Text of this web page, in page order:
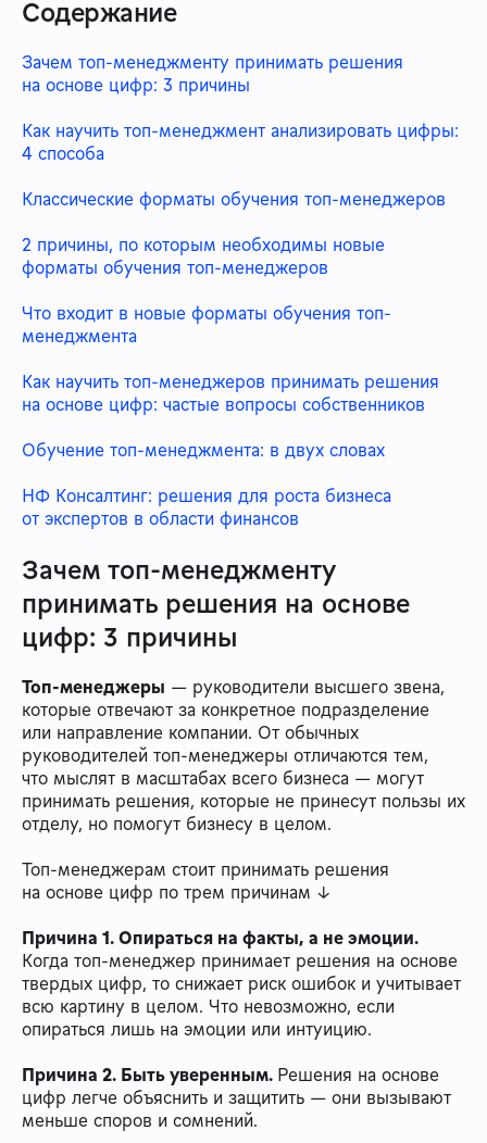
Содержание
Зачем топ-менеджменту принимать решения
на основе цифр: 3 причины
Как научить топ-менеджмент анализировать цифры:
4 способа
Классические форматы обучения топ-менеджеров
2 причины, по которым необходимы новые
форматы обучения топ-менеджеров
Что входит в новые форматы обучения топ-
менеджмента
Как научить топ-менеджеров принимать решения
на основе цифр: частые вопросы собственников
Обучение топ-менеджмента: в двух словах
НФ Консалтинг: решения для роста бизнеса
от экспертов в области финансов
Зачем топ-менеджменту
принимать решения на основе
цифр: 3 причины
Топ-менеджеры — руководители высшего звена,
которые отвечают за конкретное подразделение
или направление компании. От обычных
руководителей топ-менеджеры отличаются тем,
что мыслят в масштабах всего бизнеса — могут
принимать решения, которые не принесут пользы их
отделу, но помогут бизнесу в целом.
Топ-менеджерам стоит принимать решения
на основе цифр по трем причинам ↓
Причина 1. Опираться на факты, а не эмоции.
Когда топ-менеджер принимает решения на основе
твердых цифр, то снижает риск ошибок и учитывает
всю картину в целом. Что невозможно, если
опираться лишь на эмоции или интуицию.
Причина 2. Быть уверенным. Решения на основе
цифр легче объяснить и защитить — они вызывают
меньше споров и сомнений.